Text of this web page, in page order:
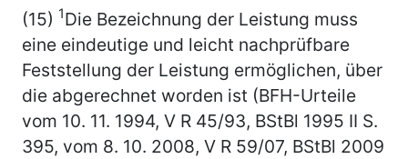
(15) 1Die Bezeichnung der Leistung muss
eine eindeutige und leicht nachprüfbare
Feststellung der Leistung ermöglichen, über
die abgerechnet worden ist (BFH-Urteile
vom 10. 11. 1994, V R 45/93, BStBl 1995 II S.
395, vom 8. 10. 2008, V R 59/07, BStBl 2009